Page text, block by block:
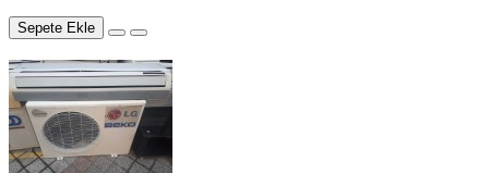
Sepete Ekle